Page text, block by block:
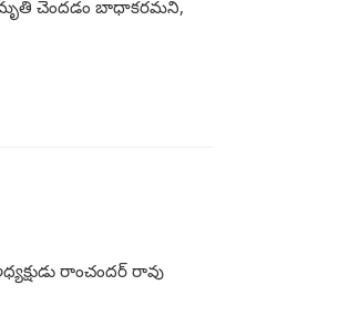
చెందడం బాధాకరమని,
రాంచందర్ రావు